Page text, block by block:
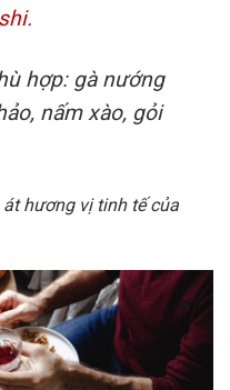
hợp: gà nướng
nấm xào, gỏi
hương vị tinh tế của